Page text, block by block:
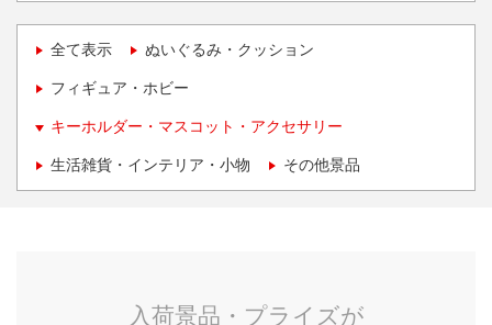
全て表示 ぬいぐるみ・クッション
フィギュア・ホビー
キーホルダー・マスコット・アクセサリー
生活雑貨・インテリア・小物 その他景品